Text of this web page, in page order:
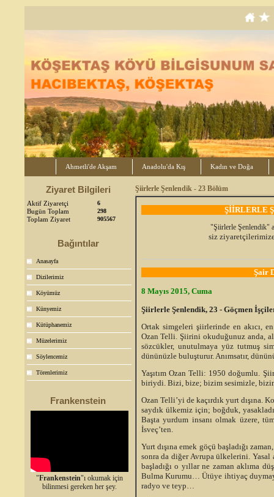
Ahmetli'de Akşam Anadolu'da Kış Kadın ve Doğa
Ziyaret Bilgileri
Aktif Ziyaretçi 6
Bugün Toplam 298
Toplam Ziyaret 905567
Bağıntılar
Anasayfa
Dizilerimiz
Köyümüz
Künyemiz
Kütüphanemiz
Müzelerimiz
Söylencemiz
Törenlerimiz
Frankenstein
"Frankenstein"ı okumak için
bilinmesi gereken her şey.
Şiirlerle Şenlendik - 23 Bölüm
ŞİİRLERLE
"Şiirlerle Şenlendik"
siz ziyaretçilerimize
Şair
8 Mayıs 2015, Cuma
Şiirlerle Şenlendik, 23 - Göçmen
Ortak simgeleri şiirlerinde en akıcı,
Ozan Telli. Şiirini okuduğunuz anda,
sözcükler, unutulmaya yüz tutmuş
dününüzle buluşturur. Anımsatır,
Yaşıtım Ozan Telli: 1950 doğumlu.
biriydi. Bizi, bize; bizim sesimizle,
Ozan Telli’yi de kaçırdık yurt dışına.
saydık ülkemiz için; boğduk,
Başta yurdum insanı olmak üzere,
İsveç’ten.
Yurt dışına emek göçü başladığı
sonra da diğer Avrupa ülkelerini. Yasal
başladığı o yıllar ne zaman aklıma
Bulma Kurumu… Ütüye ihtiyaç
radyo ve teyp…